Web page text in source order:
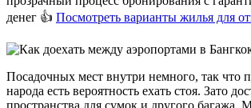
денег 👍 Посмотреть варианты жилья для
Посадочных мест внутри немного, так что
народа есть вероятность ехать стоя. Зато
пространства для сумок и другого багажа.